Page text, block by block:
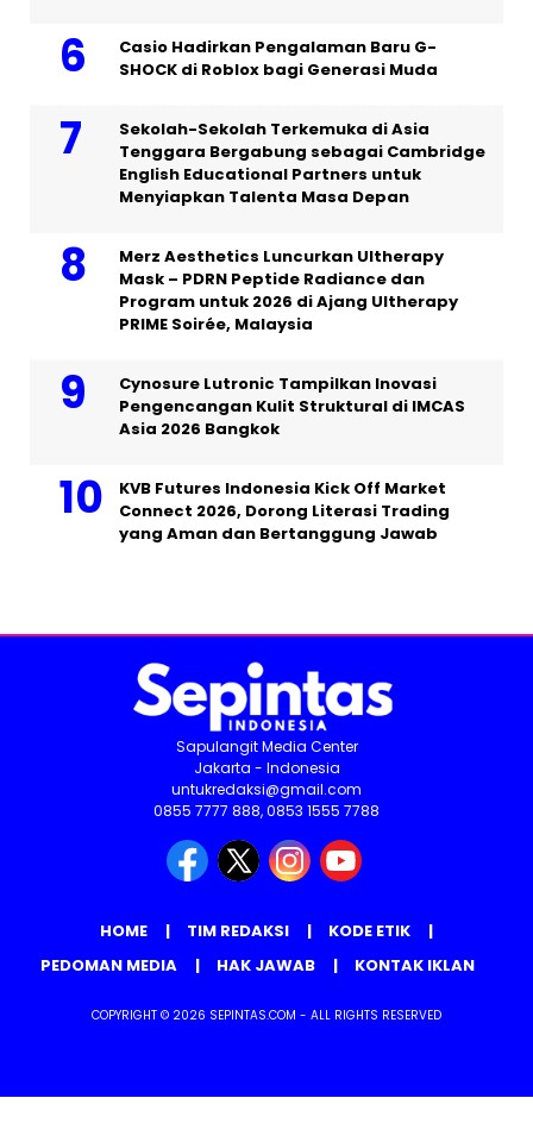
Casio Hadirkan Pengalaman Baru G-
SHOCK di Roblox bagi Generasi Muda
Sekolah-Sekolah Terkemuka di Asia
Tenggara Bergabung sebagai Cambridge
English Educational Partners untuk
Menyiapkan Talenta Masa Depan
Merz Aesthetics Luncurkan Ultherapy
Mask – PDRN Peptide Radiance dan
Program untuk 2026 di Ajang Ultherapy
PRIME Soirée, Malaysia
Cynosure Lutronic Tampilkan Inovasi
Pengencangan Kulit Struktural di IMCAS
Asia 2026 Bangkok
KVB Futures Indonesia Kick Off Market
Connect 2026, Dorong Literasi Trading
yang Aman dan Bertanggung Jawab
Sapulangit Media Center
Jakarta - Indonesia
untukredaksi@gmail.com
0855 7777 888, 0853 1555 7788
HOME TIM REDAKSI
KODE ETIK
PEDOMAN MEDIA
HAK JAWAB KONTAK IKLAN
COPYRIGHT © 2026 SEPINTAS.COM - ALL RIGHTS RESERVED